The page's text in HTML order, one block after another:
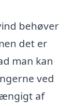
behøver
det er
man kan
ved
af